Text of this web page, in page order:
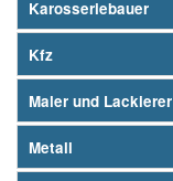
Karosseriebauer
Kfz
Maler und Lackierer
Metall